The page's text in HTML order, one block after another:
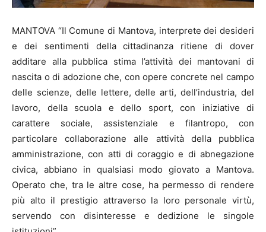
MANTOVA “Il Comune di Mantova, interprete dei desideri
e dei sentimenti della cittadinanza ritiene di dover
additare alla pubblica stima l’attività dei mantovani di
nascita o di adozione che, con opere concrete nel campo
delle scienze, delle lettere, delle arti, dell’industria, del
lavoro, della scuola e dello sport, con iniziative di
carattere sociale, assistenziale e filantropo, con
particolare collaborazione alle attività della pubblica
amministrazione, con atti di coraggio e di abnegazione
civica, abbiano in qualsiasi modo giovato a Mantova.
Operato che, tra le altre cose, ha permesso di rendere
più alto il prestigio attraverso la loro personale virtù,
servendo con disinteresse e dedizione le singole